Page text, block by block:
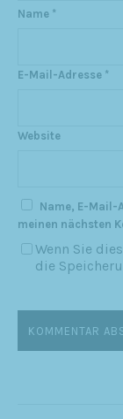
Name *
E-Mail-Adresse *
Website
Name, E-Mail-
meinen nächsten
Wenn Sie
die